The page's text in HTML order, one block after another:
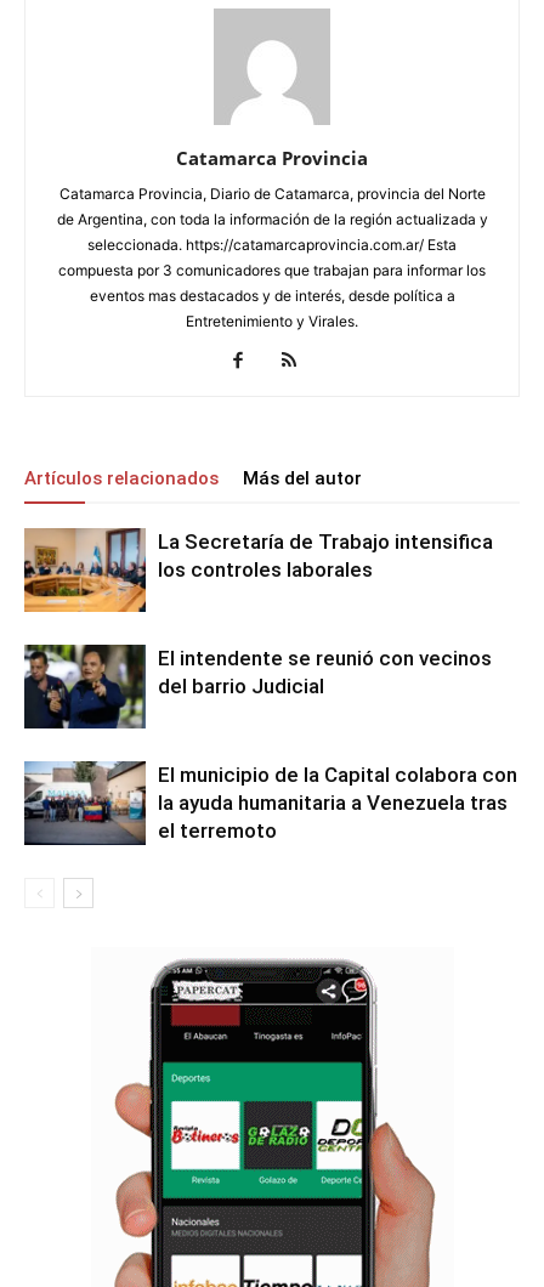
Catamarca Provincia
Catamarca Provincia, Diario de Catamarca, provincia del Norte
de Argentina, con toda la información de la región actualizada y
seleccionada. https://catamarcaprovincia.com.ar/ Esta
compuesta por 3 comunicadores que trabajan para informar los
eventos mas destacados y de interés, desde política a
Entretenimiento y Virales.
Artículos relacionados Más del autor
La Secretaría de Trabajo intensifica
los controles laborales
El intendente se reunió con vecinos
del barrio Judicial
El municipio de la Capital colabora con
la ayuda humanitaria a Venezuela tras
el terremoto